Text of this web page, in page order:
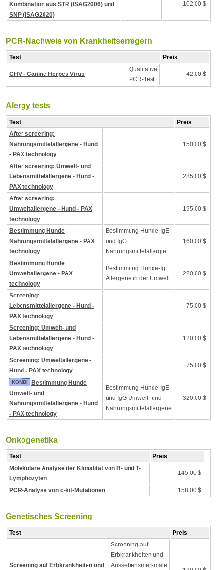
Kombination aus STR (ISAG2006) und
SNP (ISAG2020)
102.00 $
PCR-Nachweis von Krankheitserregern
Test Preis
CHV - Canine Herpes Virus
Qualitative
PCR-Test
42.00 $
Alergy tests
Test
Preis
After screening:
Nahrungsmittelallergene - Hund
- PAX technology
150.00 $
After screening: Umwelt- und
Lebensmittelallergene - Hund -
PAX technology
285.00 $
After screening:
Umweltallergene - Hund - PAX
technology
195.00 $
Bestimmung Hunde
Nahrungsmittelallergene - PAX
technology
Bestimmung Hunde-IgE
und IgG
Nahrungsmittelallergie
160.00 $
Bestimmung Hunde
Umweltallergene - PAX
technology
Bestimmung Hunde-IgE
Allergene in der Umwelt
220.00 $
Screening:
Lebensmittelallergene - Hund -
PAX technology
75.00 $
Screening: Umwelt- und
Lebensmittelallergene - Hund -
PAX technology
120.00 $
Screening: Umweltallergene -
Hund - PAX technology
75.00 $
KOMBI
Bestimmung Hunde
Umwelt- und
Nahrungsmittelallergene - Hund
- PAX technology
Bestimmung Hunde-IgE
und IgG Umwelt- und
Nahrungsmittelallergene
320.00 $
Onkogenetika
Test
Preis
Molekulare Analyse der Klonalität von B- und T-
Lymphozyten
145.00 $
PCR-Analyse von c-kit-Mutationen 158.00 $
Genetisches Screening
Test Preis
Screening auf Erbkrankheiten und
Screening auf
Erbkrankheiten und
Aussehensmerkmale